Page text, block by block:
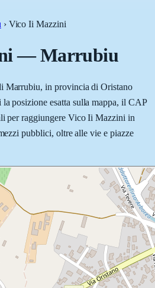
› Vico Ii Mazzini
—Marrubiu
Marrubiu, in provincia di Oristano
posizione esatta sulla mappa, il CAP
per raggiungere Vico Ii Mazzini in
pubblici, oltre alle vie e piazze